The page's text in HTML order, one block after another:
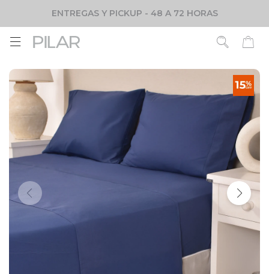
ENTREGAS Y PICKUP - 48 A 72 HORAS
